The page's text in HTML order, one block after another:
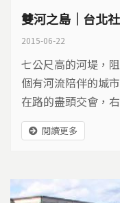
雙河之島｜台北
2015-06-22
七公尺高的河堤，
個有河流陪伴的城
在路的盡頭交會，
下，則是社子島，
全面禁建。四十多
島，一直想要起飛
閱讀更多